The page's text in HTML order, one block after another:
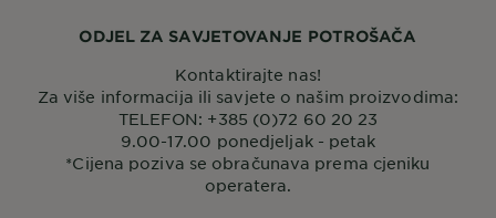
ODJEL ZA SAVJETOVANJE POTROŠAČA
Kontaktirajte nas!
Za više informacija ili savjete o našim proizvodima:
TELEFON: +385 (0)72 60 20 23
9.00-17.00 ponedjeljak - petak
*Cijena poziva se obračunava prema cjeniku
operatera.